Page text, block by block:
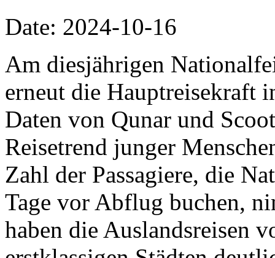
Date: 2024-10-16
Am diesjährigen
erneut die Hauptreisekraft
Daten von Qunar und
Reisetrend junger
Zahl der Passagiere, die
Tage vor Abflug buchen,
haben die Auslandsreisen